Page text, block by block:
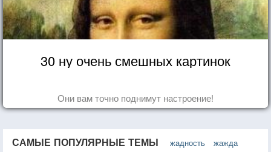
30 ну очень смешных картинок
Они вам точно поднимут настроение!
САМЫЕ ПОПУЛЯРНЫЕ ТЕМЫ жадность
жажда